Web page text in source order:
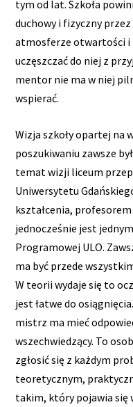
tym od lat. Szkoła
duchowy i fizyczny
atmosferze otwartości i
uczęszczać do niej z
mentor nie ma w niej
wspierać.
Wizja szkoły opartej na
poszukiwaniu zawsze
temat wizji liceum
Uniwersytetu
kształcenia,
jednocześnie jest
Programowej ULO.
ma być przede
W teorii wydaje się to
jest łatwe do
mistrz ma mieć
wszechwiedzący. To
zgłosić się z każdym
teoretycznym,
takim, który pojawia się